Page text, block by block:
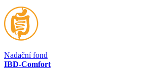
Nadační fond
IBD-Comfort